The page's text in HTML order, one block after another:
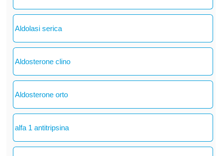
Aldolasi serica
Aldosterone clino
Aldosterone orto
alfa 1 antitripsina